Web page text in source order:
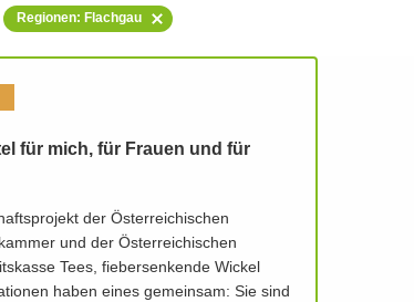
Regionen: Flachgau
für mich, für Frauen und für
der Österreichischen
und der Österreichischen
Tees, fiebersenkende Wickel
haben eines gemeinsam: Sie sind